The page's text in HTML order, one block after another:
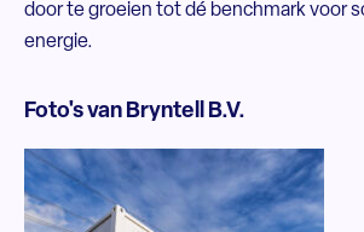
door te groeien tot dé benchmark voor
energie.
Foto's van Bryntell B.V.